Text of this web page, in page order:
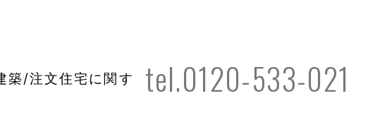
築/注文住宅に関す
tel.0120-533-021